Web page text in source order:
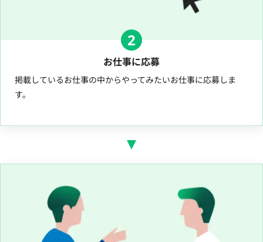
2
お仕事に応募
掲載しているお仕事の中からやってみたいお仕事に応募しま
す。